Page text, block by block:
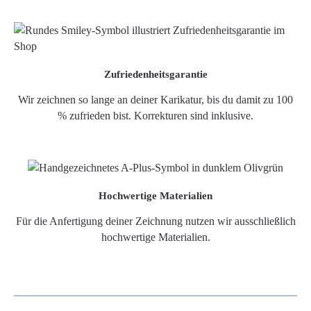
Zufriedenheitsgarantie
Wir zeichnen so lange an deiner Karikatur, bis du damit zu 100
% zufrieden bist. Korrekturen sind inklusive.
Hochwertige Materialien
Für die Anfertigung deiner Zeichnung nutzen wir ausschließlich
hochwertige Materialien.